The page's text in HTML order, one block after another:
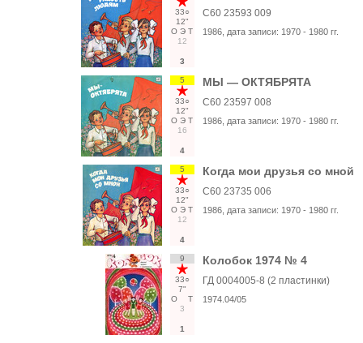
33○
12"
О Э Т
12
3
С60 23593 009
1986 , дата записи: 1970 - 1980 гг.
5
33○
12"
О Э Т
16
4
МЫ — ОКТЯБРЯТА
С60 23597 008
1986 , дата записи: 1970 - 1980 гг.
5
33○
12"
О Э Т
12
4
Когда мои друзья со мной
С60 23735 006
1986 , дата записи: 1970 - 1980 гг.
9
33○
7"
О
Т
3
1
Колобок 1974 № 4
ГД 0004005-8 (2 пластинки)
1974.04/05